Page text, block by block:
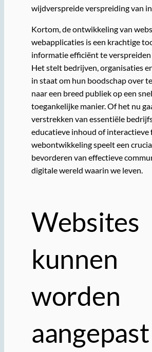
wijdverspreide verspreiding van
Kortom, de ontwikkeling van
webapplicaties is een krachtige
informatie efficiënt te verspreiden
Het stelt bedrijven, organisaties
in staat om hun boodschap over
naar een breed publiek op een
toegankelijke manier. Of het nu
verstrekken van essentiële
educatieve inhoud of interactieve
webontwikkeling speelt een
bevorderen van effectieve
digitale wereld waarin we leven.
Websites
kunnen
worden